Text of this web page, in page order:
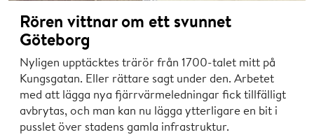
Rören vittnar om ett svunnet
Göteborg
Nyligen upptäcktes trärör från 1700-talet mitt på
Kungsgatan. Eller rättare sagt under den. Arbetet
med att lägga nya fjärrvärmeledningar fick tillfälligt
avbrytas, och man kan nu lägga ytterligare en bit i
pusslet över stadens gamla infrastruktur.